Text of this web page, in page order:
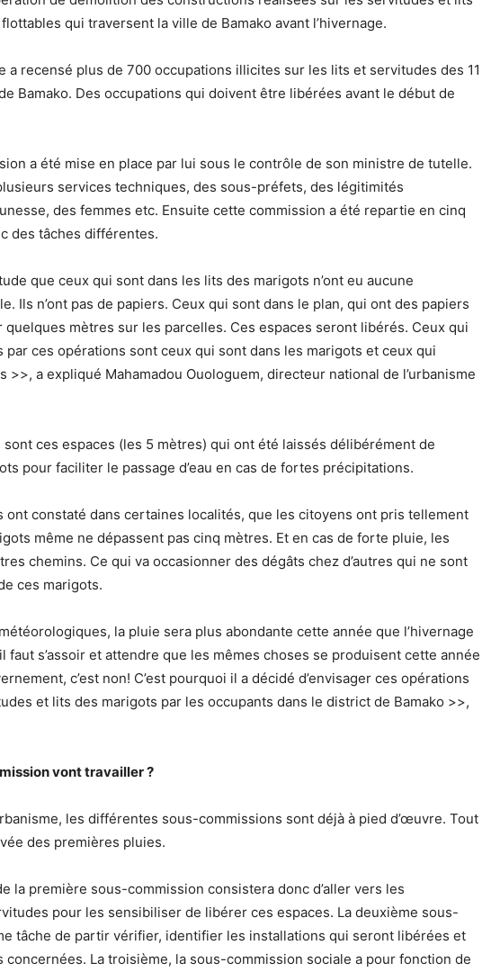
flottables qui traversent la ville de Bamako avant l’hivernage.
a recensé plus de 700 occupations illicites sur les lits et servitudes des 11
Bamako. Des occupations qui doivent être libérées avant le début de
a été mise en place par lui sous le contrôle de son ministre de tutelle.
services techniques, des sous-préfets, des légitimités
des femmes etc. Ensuite cette commission a été repartie en cinq
des tâches différentes.
que ceux qui sont dans les lits des marigots n’ont eu aucune
Ils n’ont pas de papiers. Ceux qui sont dans le plan, qui ont des papiers
mètres sur les parcelles. Ces espaces seront libérés. Ceux qui
par ces opérations sont ceux qui sont dans les marigots et ceux qui
>>, a expliqué Mahamadou Ouologuem, directeur national de l’urbanisme
ces espaces (les 5 mètres) qui ont été laissés délibérément de
pour faciliter le passage d’eau en cas de fortes précipitations.
ont constaté dans certaines localités, que les citoyens ont pris tellement
même ne dépassent pas cinq mètres. Et en cas de forte pluie, les
chemins. Ce qui va occasionner des dégâts chez d’autres qui ne sont
ces marigots.
la pluie sera plus abondante cette année que l’hivernage
faut s’assoir et attendre que les mêmes choses se produisent cette année
c’est non! C’est pourquoi il a décidé d’envisager ces opérations
et lits des marigots par les occupants dans le district de Bamako >>,
vont travailler ?
les différentes sous-commissions sont déjà à pied d’œuvre. Tout
des premières pluies.
la première sous-commission consistera donc d’aller vers les
pour les sensibiliser de libérer ces espaces. La deuxième sous-
tâche de partir vérifier, identifier les installations qui seront libérées et
La troisième, la sous-commission sociale a pour fonction de